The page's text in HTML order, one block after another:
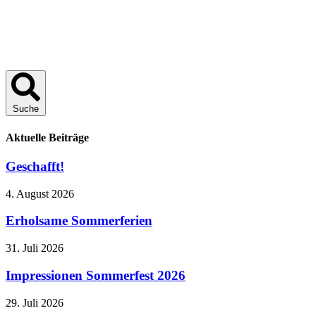
Suche
Aktuelle Beiträge
Geschafft!
4. August 2026
Erholsame Sommerferien
31. Juli 2026
Impressionen Sommerfest 2026
29. Juli 2026